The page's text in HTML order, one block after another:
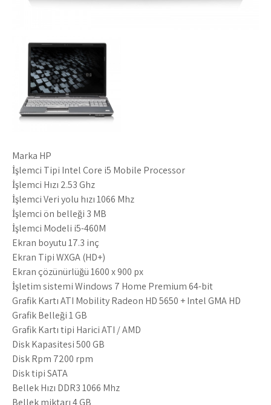
Marka HP
İşlemci Tipi Intel Core i5 Mobile Processor
İşlemci Hızı 2.53 Ghz
İşlemci Veri yolu hızı 1066 Mhz
İşlemci ön belleği 3 MB
İşlemci Modeli i5-460M
Ekran boyutu 17.3 inç
Ekran Tipi WXGA (HD+)
Ekran çözünürlüğü 1600 x 900 px
İşletim sistemi Windows 7 Home Premium 64-bit
Grafik Kartı ATI Mobility Radeon HD 5650 + Intel GMA HD
Grafik Belleği 1 GB
Grafik Kartı tipi Harici ATI / AMD
Disk Kapasitesi 500 GB
Disk Rpm 7200 rpm
Disk tipi SATA
Bellek Hızı DDR3 1066 Mhz